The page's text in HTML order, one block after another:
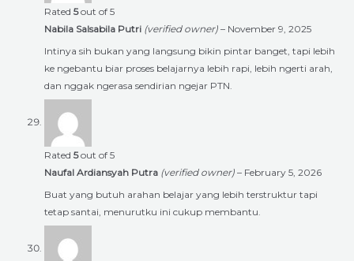
Rated 5out of 5
Nabila Salsabila Putri (verified owner) – November 9, 2025
Intinya sih bukan yang langsung bikin pintar banget, tapi lebih
ke ngebantu biar proses belajarnya lebih rapi, lebih ngerti arah,
dan nggak ngerasa sendirian ngejar PTN.
Rated 5out of 5
Naufal Ardiansyah Putra (verified owner) – February 5, 2026
Buat yang butuh arahan belajar yang lebih terstruktur tapi
tetap santai, menurutku ini cukup membantu.